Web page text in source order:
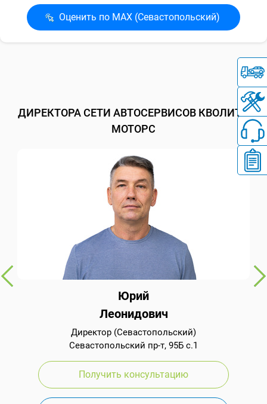
Оценить по MAX (Севасто­польский)
ДИРЕКТОРА СЕТИ АВТОСЕРВИСОВ КВОЛИТИ
МОТОРС
Юрий
Леонидович
Директор (Севастопольский)
Севастопольский пр-т, 95Б с.1
Получить консультацию